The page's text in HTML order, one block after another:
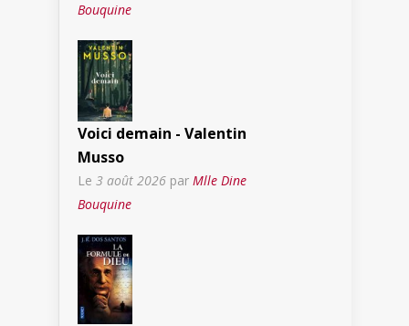
Bouquine
Voici demain - Valentin
Musso
Le 3 août 2026 par Mlle Dine
Bouquine